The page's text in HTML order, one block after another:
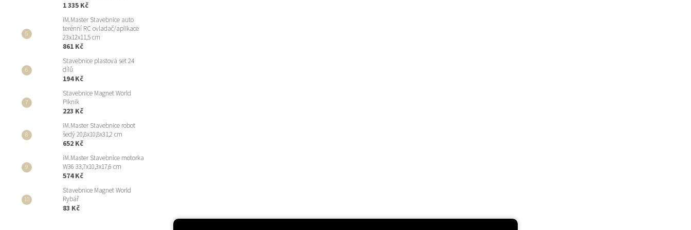
1 335 Kč
iM.Master Stavebnice auto
terénní RC ovladač/aplikace
23x12x11,5 cm
861 Kč
Stavebnice plastová set 24
dílů
194 Kč
Stavebnice Magnet World
Piknik
223 Kč
iM.Master Stavebnice robot
šedý 20,8x10,8x31,2 cm
652 Kč
iM.Master Stavebnice motorka
W36 33,7x10,3x17,6 cm
574 Kč
Stavebnice Magnet World
Rybář
83 Kč